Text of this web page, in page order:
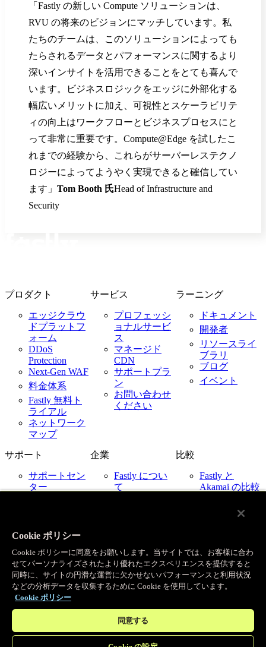
「Fastly の新しい Compute ソリューションは、
RVU の将来のビジョンにマッチしています。私
たちのチームは、このソリューションによっても
たらされるデータとパフォーマンスに関するより
深いインサイトを活用できることをとても喜んで
います。ビジネスロジックをエッジに外部化する
幅広いメリットに加え、可視性とスケーラビリテ
ィの向上はワークフローとビジネスプロセスにと
って非常に重要です。Compute@Edge を試したこ
れまでの経験から、これらがサーバーレステクノ
ロジーによってようやく実現できると確信してい
ます」 Tom Booth 氏Head of Infrastructure and
Security
プロダクト
エッジクラウ
ドプラットフ
ォーム
DDoS
Protection
Next-Gen WAF
料金体系
Fastly 無料ト
ライアル
ネットワーク
マップ
サービス
プロフェッシ
ョナルサービ
ス
マネージド
CDN
サポートプラ
ン
お問い合わせ
ください
ラーニング
ドキュメント
開発者
リソースライ
ブラリ
ブログ
イベント
サポート
サポートセン
ター
企業
Fastly につい
て
IR 関連
企業ポリシー
比較
Fastly と
Akamai の比較
Cloudflare の比
Fastly とクラ
ウドプロバイ
ダー
プライバシーポリシー
許容される使用ポリシー
X
Instagram
Cookie ポリシー
Cookie ポリシーに同意をお願いします。当サイトでは、お客様に合わ
せてパーソナライズされたより優れたエクスペリエンスを提供すると
同時に、サイトの円滑な運営に欠かせないパフォーマンスと利用状況
などの分析データを収集するために Cookie を使用しています。
Cookie ポリシー
同意する